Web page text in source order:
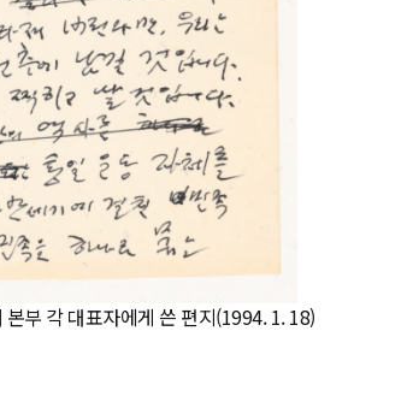
부 각 대표자에게 쓴 편지(1994. 1. 18)